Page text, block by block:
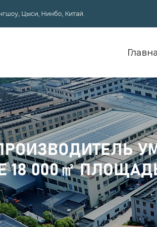
Цыси, Нинбо, Китай.